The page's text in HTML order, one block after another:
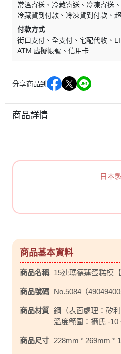
常溫寄送
冷藏寄送 冷凍寄送
冷藏貨到付款
冷凍貨到付款
付款方式
街口支付
全支付 宅配代收
ATM 虛擬帳號
信用卡
分享商品到
商品詳情
日本
商品基本資料
商品名稱 15連瑪德蓮蛋糕模【
商品號碼 No.5084（
商品材質 鋼（表面處理：矽
溫度範圍：攝氏 -10
商品尺寸 228mm * 269mm *